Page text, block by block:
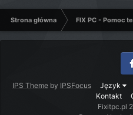
Strona główna FIX PC - Pomoc
IPS Theme by IPSFocus Język
Kontakt
Fixitpc.pl